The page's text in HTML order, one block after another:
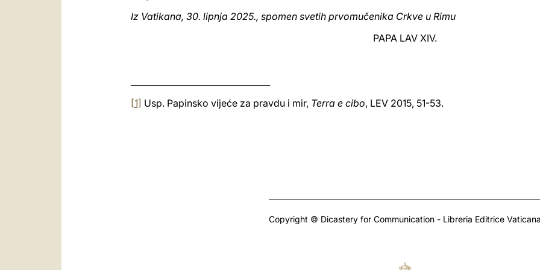
Iz Vatikana, 30. lipnja 2025., spomen svetih prvomučenika Crkve u Rimu
PAPA LAV XIV.
[1] Usp. Papinsko vijeće za pravdu i mir, Terra e cibo, LEV 2015, 51-53.
Copyright © Dicastery for Communication - Libreria Editrice